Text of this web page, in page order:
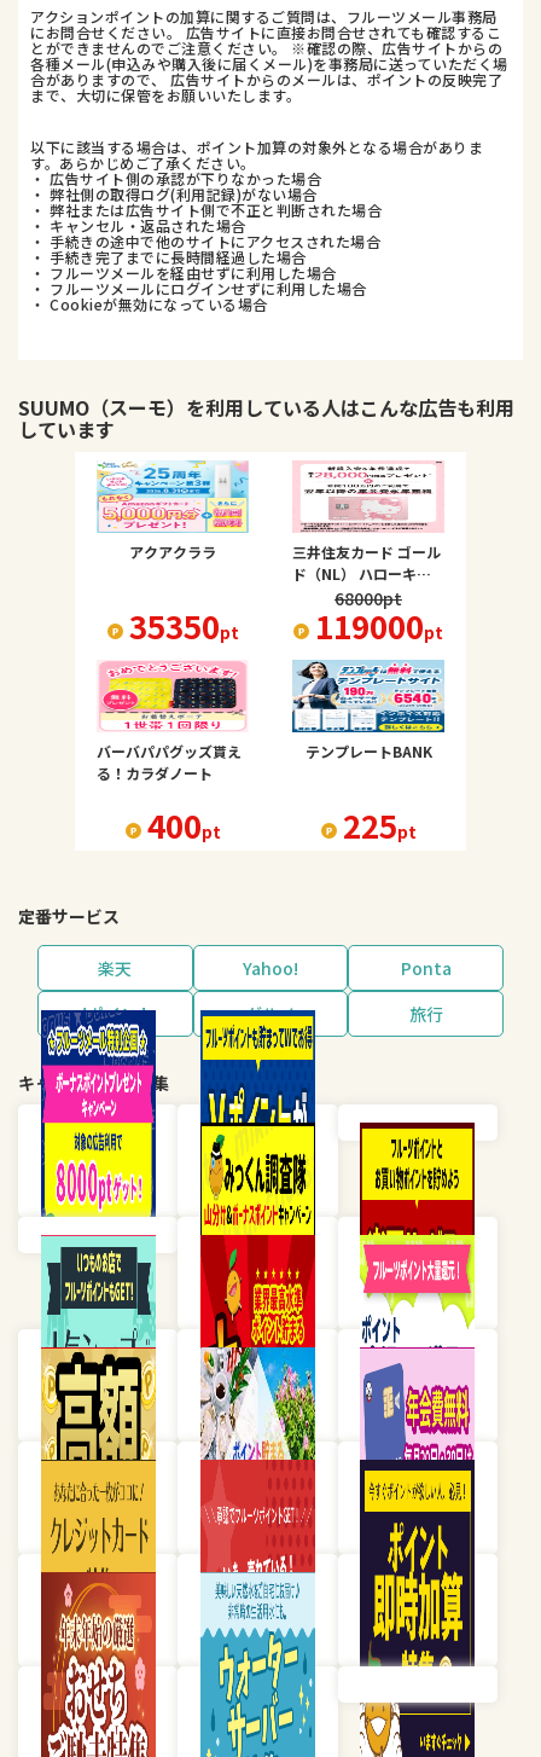
アクションポイントの加算に関するご質問は、フルーツメール事務局
にお問合せください。 広告サイトに直接お問合せされても確認するこ
とができませんのでご注意ください。 ※確認の際、広告サイトからの
各種メール(申込みや購入後に届くメール)を事務局に送っていただく場
合がありますので、 広告サイトからのメールは、ポイントの反映完了
まで、大切に保管をお願いいたします。
以下に該当する場合は、ポイント加算の対象外となる場合がありま
す。あらかじめご了承ください。
・ 広告サイト側の承認が下りなかった場合
・ 弊社側の取得ログ(利用記録)がない場合
・ 弊社または広告サイト側で不正と判断された場合
・ キャンセル・返品された場合
・ 手続きの途中で他のサイトにアクセスされた場合
・ 手続き完了までに長時間経過した場合
・ フルーツメールを経由せずに利用した場合
・ フルーツメールにログインせずに利用した場合
・ Cookieが無効になっている場合
SUUMO（スーモ） を利用している人はこんな広告も利用
しています
アクアクララ
35350pt
三井住友カード ゴール
ド（NL） ハローキテ
ィ デザイン
68000pt
119000pt
バーバパパグッズ貰え
る！カラダノート
400pt
テンプレートBANK
225pt
定番サービス
楽天 Yahoo!
Ponta
dポイント
グルメ 旅行
キャンペーン・特集